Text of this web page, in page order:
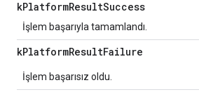
kPlatformResultSuccess
İşlem başarıyla tamamlandı.
kPlatformResultFailure
İşlem başarısız oldu.